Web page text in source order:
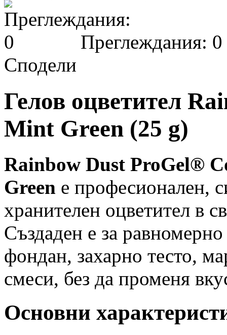
Преглеждания: 0
Сподели
Гелов оцветител
Mint Green (25 g)
Rainbow Dust ProGel®
Green е професионален,
хранителен оцветител в
Създаден е за
фондан, захарно тесто,
смеси, без да променя
Основни